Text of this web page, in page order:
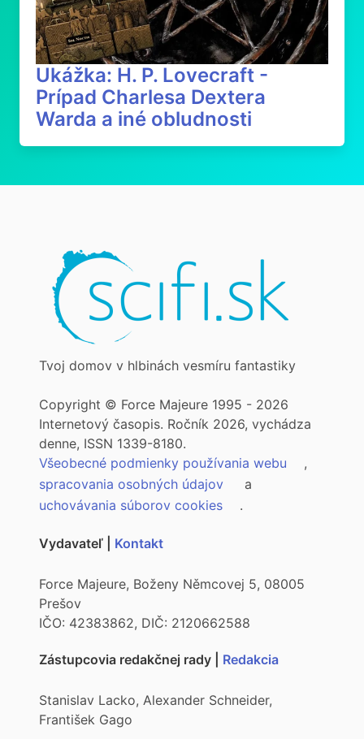
Ukážka: H. P. Lovecraft -
Prípad Charlesa Dextera
Warda a iné obludnosti
Tvoj domov v hlbinách vesmíru fantastiky
Copyright © Force Majeure 1995 - 2026
Internetový časopis. Ročník 2026, vychádza
denne, ISSN 1339-8180.
Všeobecné podmienky používania webu
,
spracovania osobných údajov
a
uchovávania súborov cookies
.
Vydavateľ | Kontakt
Force Majeure, Boženy Němcovej 5, 08005
Prešov
IČO: 42383862, DIČ: 2120662588
Zástupcovia redakčnej rady | Redakcia
Stanislav Lacko, Alexander Schneider,
František Gago